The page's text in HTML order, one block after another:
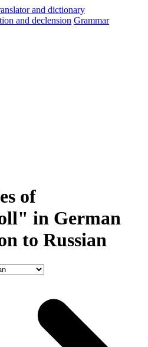
and declension Grammar
of
in German
to Russian